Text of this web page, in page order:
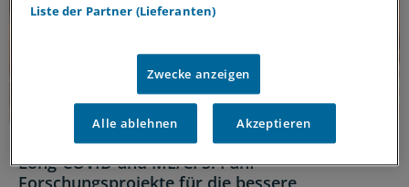
E-Health
Long-COVID und ME/CFS: Fünf
Forschungsprojekte für die bessere
Liste der Partner (Lieferanten)
Zwecke anzeigen
Alle ablehnen Akzeptieren